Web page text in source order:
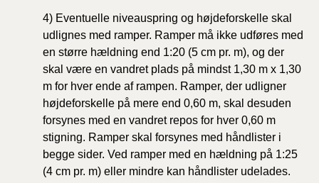
4) Eventuelle niveauspring og højdeforskelle skal
udlignes med ramper. Ramper må ikke udføres med
en større hældning end 1:20 (5 cm pr. m), og der
skal være en vandret plads på mindst 1,30 m x 1,30
m for hver ende af rampen. Ramper, der udligner
højdeforskelle på mere end 0,60 m, skal desuden
forsynes med en vandret repos for hver 0,60 m
stigning. Ramper skal forsynes med håndlister i
begge sider. Ved ramper med en hældning på 1:25
(4 cm pr. m) eller mindre kan håndlister udelades.